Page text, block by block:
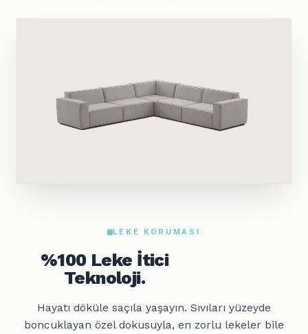
LEKE KORUMASI
%100 Leke İtici
Teknoloji.
Hayatı döküle saçıla yaşayın. Sıvıları yüzeyde
boncuklayan özel dokusuyla, en zorlu lekeler bile